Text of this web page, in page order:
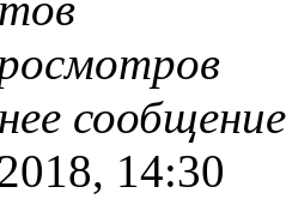
сообщение
14:30